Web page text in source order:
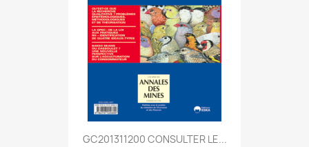
GC201311200 CONSULTER LE...